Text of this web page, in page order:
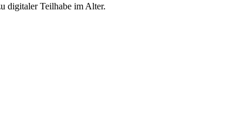
digitaler Teilhabe im Alter.